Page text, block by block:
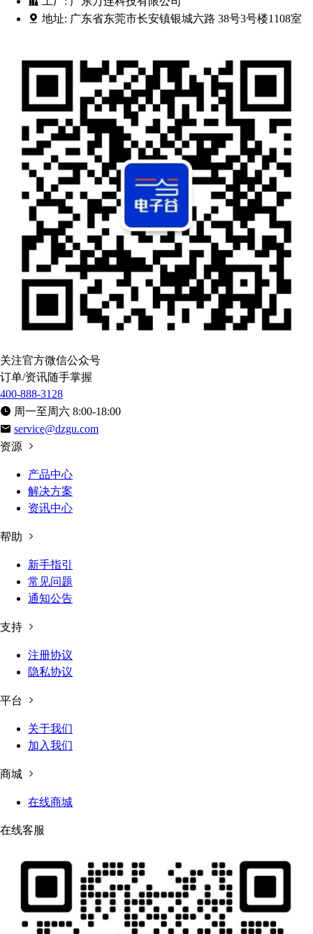
地址: 广东省东莞市长安镇银城六路 38号3号楼1108室
关注官方微信公众号
订单/资讯随手掌握
400-888-3128
周一至周六 8:00-18:00
service@dzgu.com
资源
产品中心
解决方案
资讯中心
帮助
新手指引
常见问题
通知公告
支持
注册协议
隐私协议
平台
关于我们
加入我们
商城
在线商城
在线客服